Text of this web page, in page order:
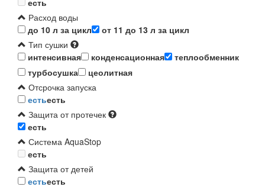
есть
Расход воды
до 10 л за цикл
от 11 до 13 л за цикл
Тип сушки
интенсивная
конденсационная
теплообменник
турбосушка
цеолитная
Отсрочка запуска
естьесть
Защита от протечек
есть
Система AquaStop
есть
Защита от детей
естьесть